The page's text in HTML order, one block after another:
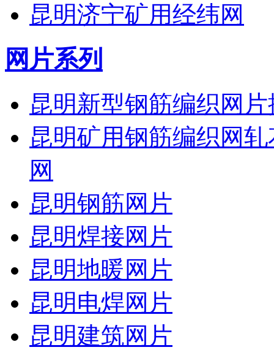
昆明济宁矿用经纬网
网片系列
昆明新型钢筋编织网
昆明矿用钢筋编织网
网
昆明钢筋网片
昆明焊接网片
昆明地暖网片
昆明电焊网片
昆明建筑网片